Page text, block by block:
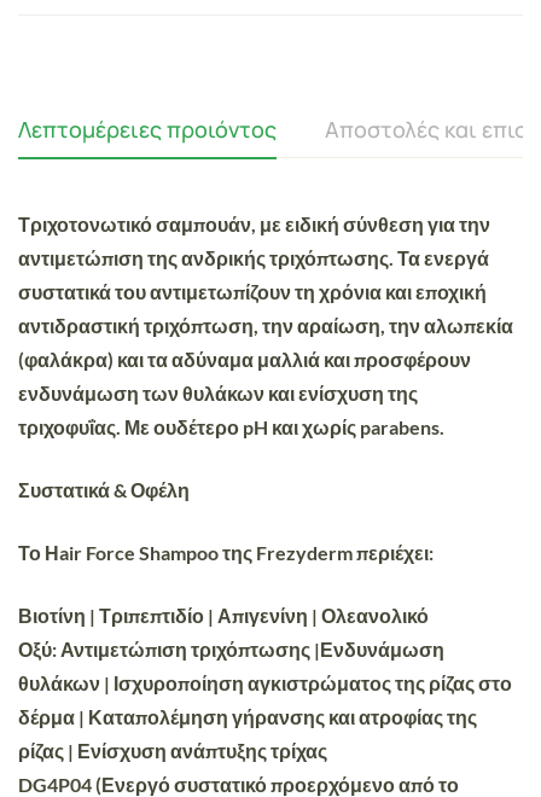
Λεπτομέρειες προιόντος Αποστολές και
Τριχοτονωτικό σαμπουάν, με ειδική σύνθεση για την
αντιμετώπιση της ανδρικής τριχόπτωσης. Τα ενεργά
συστατικά του αντιμετωπίζουν τη χρόνια και εποχική
αντιδραστική τριχόπτωση, την αραίωση, την αλωπεκία
(φαλάκρα) και τα αδύναμα μαλλιά και προσφέρουν
ενδυνάμωση των θυλάκων και ενίσχυση της
τριχοφυΐας. Με ουδέτερο pH και χωρίς parabens.
Συστατικά & Οφέλη
Το Ηair Force Shampoo της Frezyderm περιέχει:
Βιοτίνη | Τριπεπτιδίο | Απιγενίνη | Ολεανολικό
Οξύ: Αντιμετώπιση τριχόπτωσης |Ενδυνάμωση
θυλάκων | Ισχυροποίηση αγκιστρώματος της ρίζας στο
δέρμα | Καταπολέμηση γήρανσης και ατροφίας της
ρίζας | Ενίσχυση ανάπτυξης τρίχας
DG4P04 (Ενεργό συστατικό προερχόμενο από το